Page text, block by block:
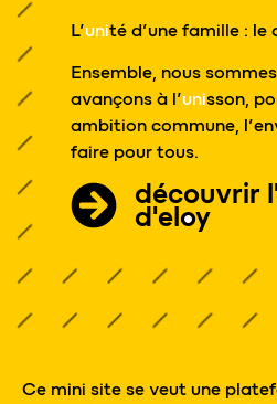
L’unité d’une famille : le
Ensemble, nous sommes
avançons à l’unisson,
ambition commune,
faire pour tous.
découvrir
d'eloy
Ce mini site se veut une